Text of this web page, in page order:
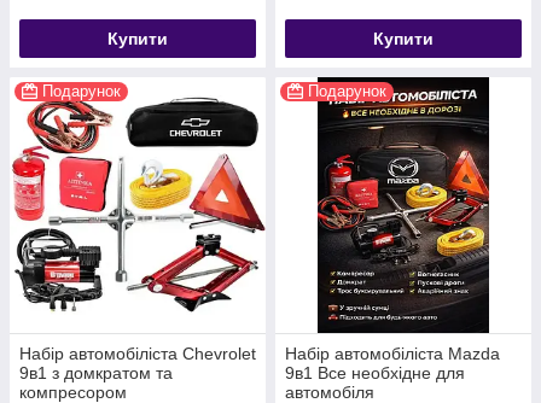
Купити Купити
Подарунок
Набір автомобіліста Chevrolet
9в1 з домкратом та
компресором
Подарунок
Набір автомобіліста Mazda
9в1 Все необхідне для
автомобіля